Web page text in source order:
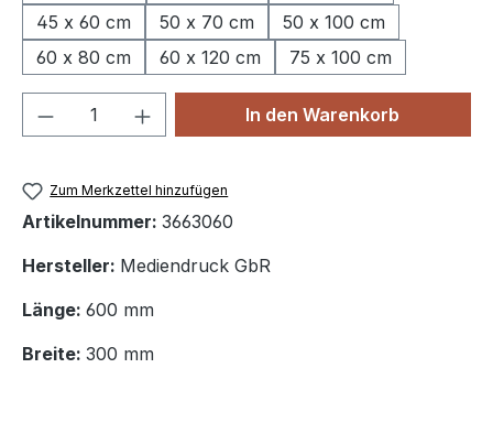
45 x 60 cm
50 x 70 cm
50 x 100 cm
60 x 80 cm
60 x 120 cm 75 x 100 cm
Produkt Anzahl: Gib denIn den Warenkorb
Zum Merkzettel hinzufügen
Artikelnummer: 3663060
Hersteller: Mediendruck GbR
Länge: 600 mm
Breite: 300 mm